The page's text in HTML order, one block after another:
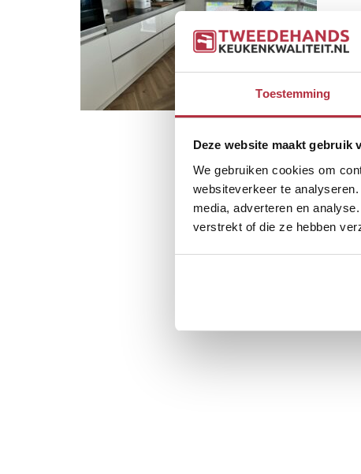
Toestemming
Deze website maakt gebruik
We gebruiken cookies om
websiteverkeer te
media, adverteren en
verstrekt of die ze hebben